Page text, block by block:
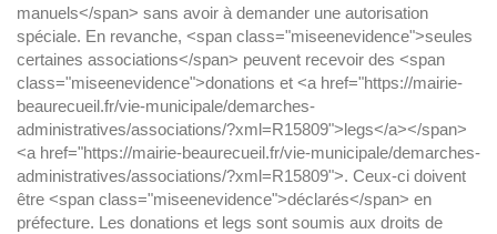
manuels</span> sans avoir à demander une autorisation
spéciale. En revanche, <span class="miseenevidence">seules
certaines associations</span> peuvent recevoir des <span
class="miseenevidence">donations et <a href="https://mairie-
beaurecueil.fr/vie-municipale/demarches-
administratives/associations/?xml=R15809">legs</a></span>
<a href="https://mairie-beaurecueil.fr/vie-municipale/demarches-
administratives/associations/?xml=R15809">. Ceux-ci doivent
être <span class="miseenevidence">déclarés</span> en
préfecture. Les donations et legs sont soumis aux droits de